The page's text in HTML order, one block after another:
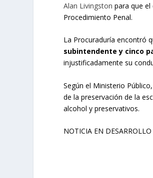
Alan Livingston para que
Procedimiento Penal.
La Procuraduría encontró
subintendente y cinco
injustificadamente su
Según el Ministerio
de la preservación de la
alcohol y preservativos.
NOTICIA EN DESARROLLO